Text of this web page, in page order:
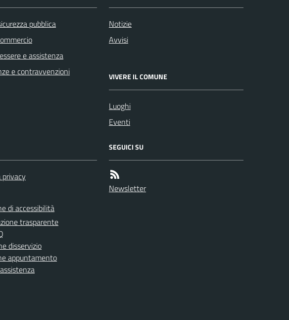
pubblica
e assistenza
e contravvenzioni
Notizie
Avvisi
VIVERE IL COMUNE
Luoghi
Eventi
di accessibilità
trasparente
disservizio
appuntamento
SEGUICI SU
Newsletter